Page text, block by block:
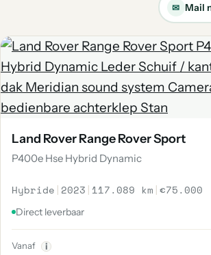
✉ Mail
Land Rover Range Rover Sport
P400e Hse Hybrid Dynamic
Hybride | 2023 | 117.089 km |€75.000
Direct leverbaar
Vanaf i